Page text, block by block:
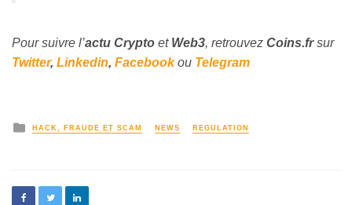
Pour suivre l’actu Crypto et Web3, retrouvez Coins.frsur
Twitter, Linkedin, Facebookou Telegram
HACK, FRAUDE ET SCAM NEWS REGULATION